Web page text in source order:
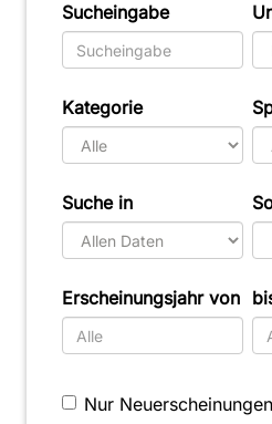
Sucheingabe
Kategorie
Suche in
Erscheinungsjahr von
Nur